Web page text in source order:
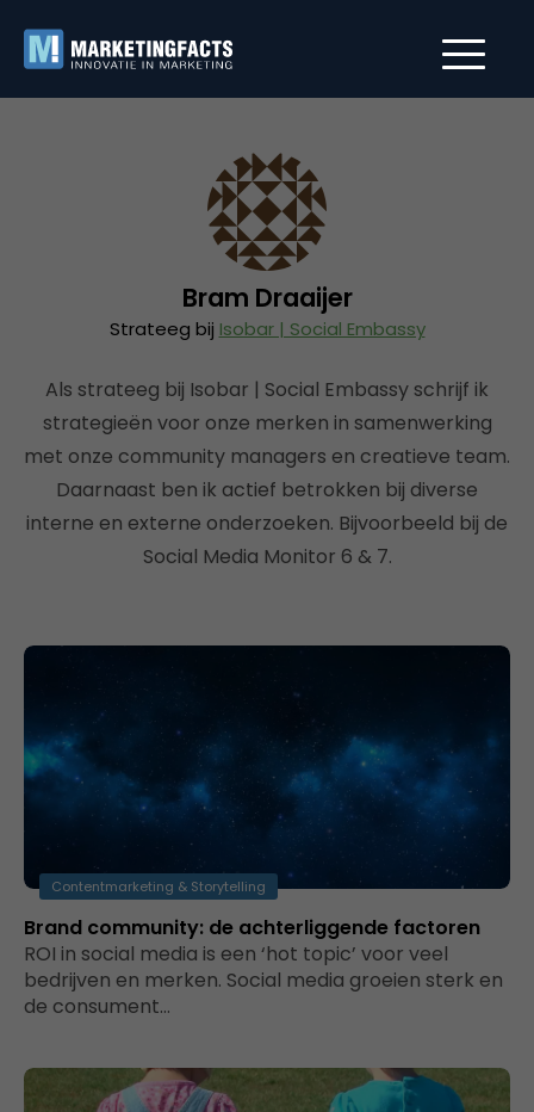
Bram Draaijer
Strateeg bij Isobar | Social Embassy
Als strateeg bij Isobar | Social Embassy schrijf ik
strategieën voor onze merken in samenwerking
met onze community managers en creatieve team.
Daarnaast ben ik actief betrokken bij diverse
interne en externe onderzoeken. Bijvoorbeeld bij de
Social Media Monitor 6 & 7.
Contentmarketing & Storytelling
Brand community: de achterliggende factoren
ROI in social media is een ‘hot topic’ voor veel
bedrijven en merken. Social media groeien sterk en
de consument…